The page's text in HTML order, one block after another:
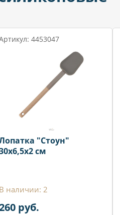
4453047
"Стоун"
см
наличии: 2
руб.